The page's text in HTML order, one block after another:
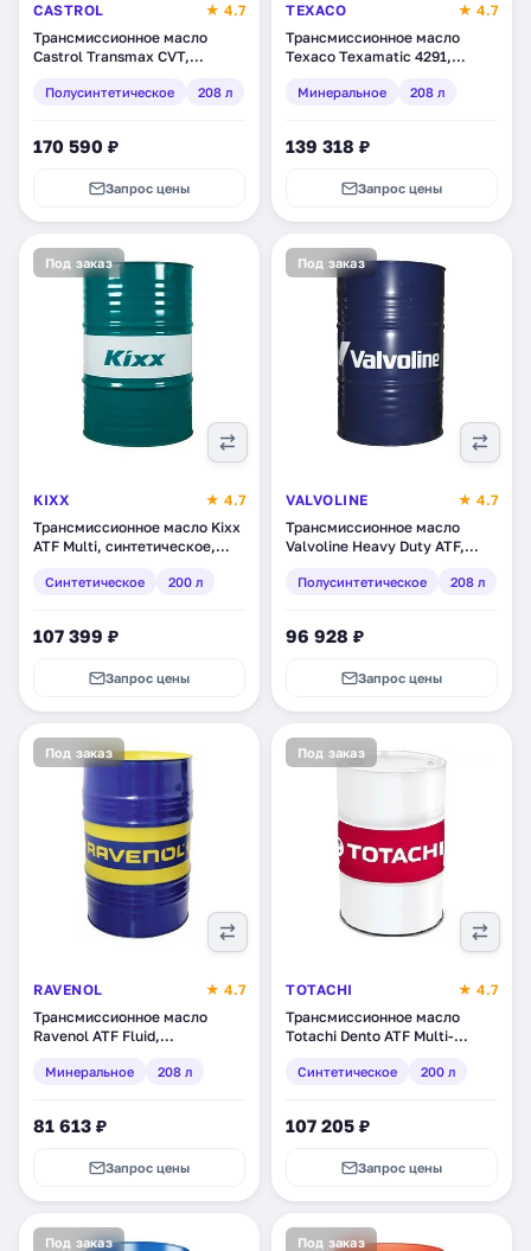
CASTROL
★ 4.7
Трансмиссионное масло
Castrol Transmax CVT,
(156CA3)
Полусинтетическое 208 л
170 590 ₽
Запрос цены
TEXACO
★ 4.7
Трансмиссионное масло
Texaco Texamatic 4291,
(831379DEE)
Минеральное 208 л
139 318 ₽
Запрос цены
Под заказ
KIXX
★ 4.7
Трансмиссионное масло Kixx
ATF Multi, синтетическое,
Синтетическое 200 л
107 399 ₽
Запрос цены
Под заказ
VALVOLINE
★ 4.7
Трансмиссионное масло
Valvoline Heavy Duty ATF,
(866939)
Полусинтетическое 208 л
96 928 ₽
Запрос цены
Под заказ
RAVENOL
★ 4.7
Трансмиссионное масло
Ravenol ATF Fluid,
208)
Минеральное 208 л
81 613 ₽
Запрос цены
Под заказ
TOTACHI
★ 4.7
Трансмиссионное масло
Totachi Dento ATF Multi-
(4589904528736)
Синтетическое 200 л
107 205 ₽
Запрос цены
Под заказ Под заказ